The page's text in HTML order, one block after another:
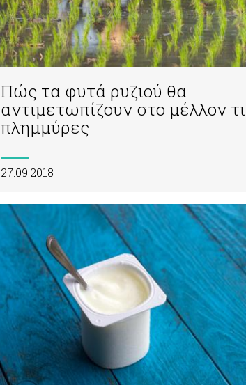
Πώς τα φυτά ρυζιού θα
αντιμετωπίζουν στο μέλλον
πλημμύρες
27.09.2018